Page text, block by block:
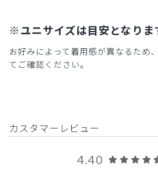
※ユニサイズは目安となりま
お好みによって着用感が異なるため、
てご確認ください。
カスタマーレビュー
4.40